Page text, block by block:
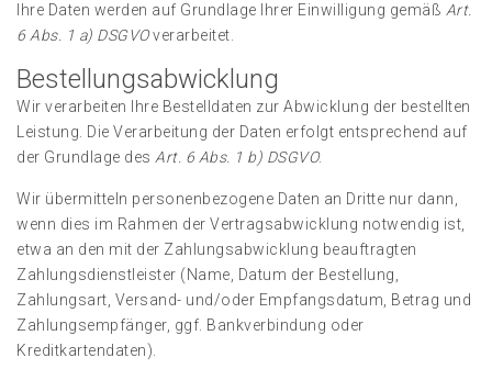
Ihre Daten werden auf Grundlage Ihrer Einwilligung gemäß Art.
6 Abs. 1 a) DSGVOverarbeitet.
Bestellungsabwicklung
Wir verarbeiten Ihre Bestelldaten zur Abwicklung der bestellten
Leistung. Die Verarbeitung der Daten erfolgt entsprechend auf
der Grundlage des Art. 6 Abs. 1 b) DSGVO.
Wir übermitteln personenbezogene Daten an Dritte nur dann,
wenn dies im Rahmen der Vertragsabwicklung notwendig ist,
etwa an den mit der Zahlungsabwicklung beauftragten
Zahlungsdienstleister (Name, Datum der Bestellung,
Zahlungsart, Versand- und/oder Empfangsdatum, Betrag und
Zahlungsempfänger, ggf. Bankverbindung oder
Kreditkartendaten).